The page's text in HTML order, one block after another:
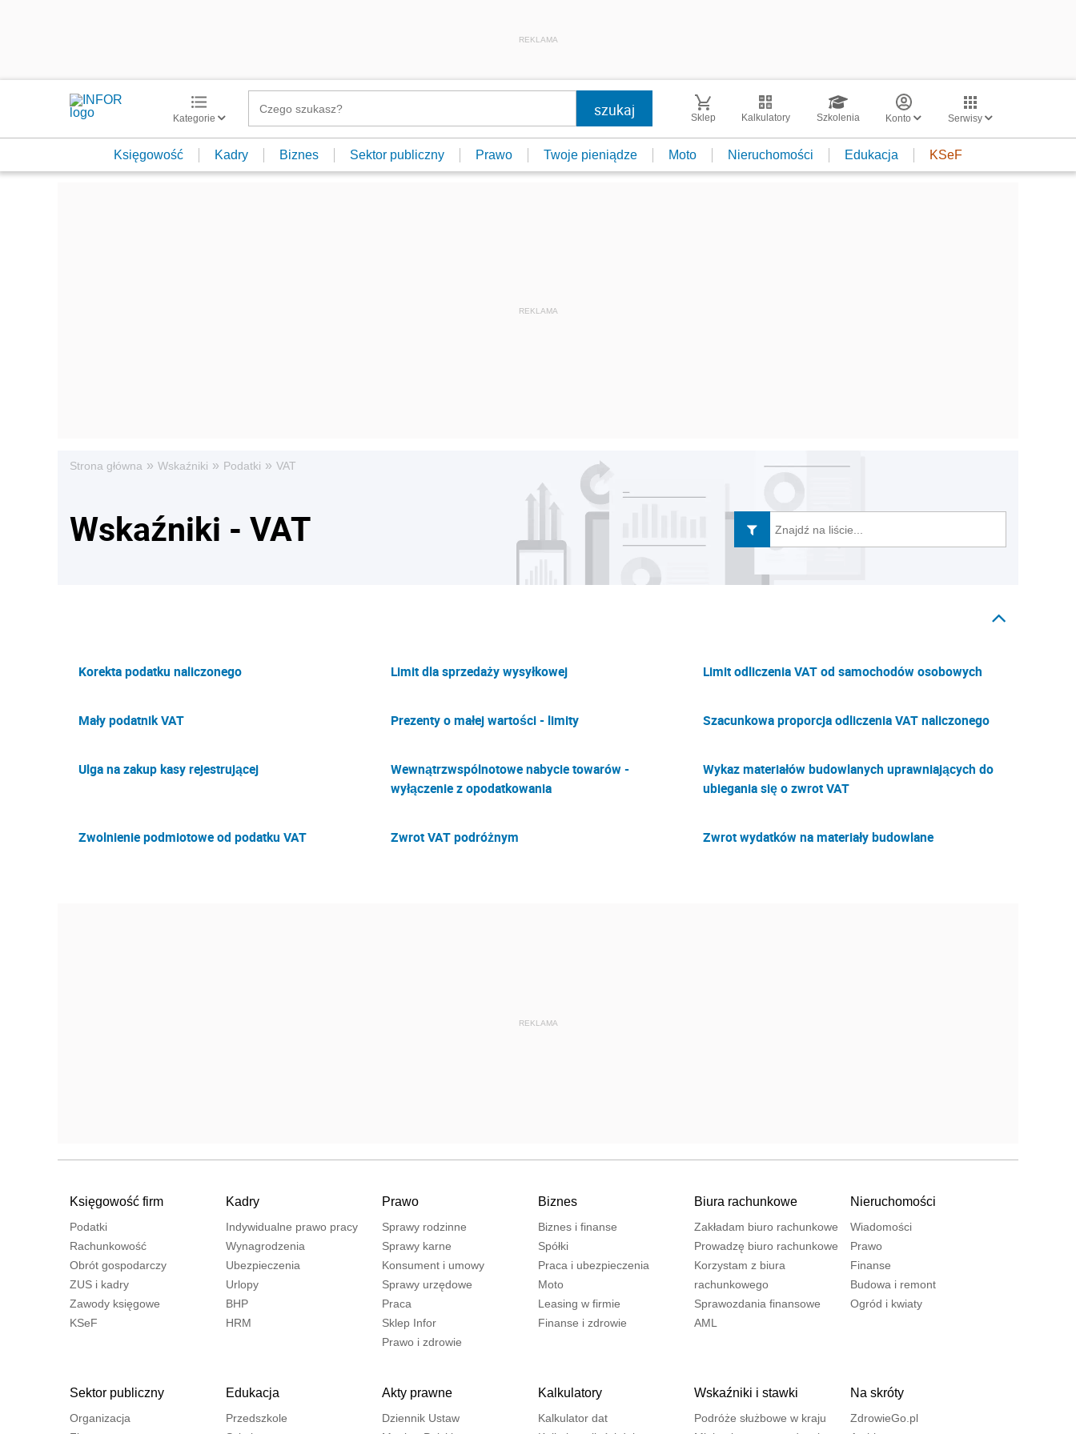
REKLAMA
Kategorie Sklep Kalkulatory Szkolenia Konto Serwisy
Księgowość Kadry Biznes Sektor publiczny Prawo Twoje pieniądze Moto Nieruchomości Edukacja KSeF
Strona główna » Wskaźniki » Podatki » VAT
Wskaźniki - VAT
Korekta podatku naliczonego Limit dla sprzedaży wysyłkowej Limit odliczenia VAT od samochodów osobowych
Mały podatnik VAT Prezenty o małej wartości - limity Szacunkowa proporcja odliczenia VAT naliczonego
Ulga na zakup kasy rejestrującej
Wewnątrzwspólnotowe nabycie towarów -
wyłączenie z opodatkowania
Wykaz materiałów budowlanych uprawniających do
ubiegania się o zwrot VAT
Zwolnienie podmiotowe od podatku VAT Zwrot VAT podróżnym Zwrot wydatków na materiały budowlane
REKLAMA
Księgowość firm
Podatki
Rachunkowość
Obrót gospodarczy
ZUS i kadry
Zawody księgowe
KSeF
Kadry
Indywidualne prawo pracy
Wynagrodzenia
Ubezpieczenia
Urlopy
BHP
HRM
Prawo
Sprawy rodzinne
Sprawy karne
Konsument i umowy
Sprawy urzędowe
Praca
Sklep Infor
Prawo i zdrowie
Biznes
Biznes i finanse
Spółki
Praca i ubezpieczenia
Moto
Leasing w firmie
Finanse i zdrowie
Biura rachunkowe
Zakładam biuro rachunkowe
Prowadzę biuro rachunkowe
Korzystam z biura
rachunkowego
Sprawozdania finansowe
AML
Nieruchomości
Wiadomości
Prawo
Finanse
Budowa i remont
Ogród i kwiaty
Sektor publiczny
Organizacja
Edukacja
Przedszkole
Akty prawne
Dziennik Ustaw
Kalkulatory
Kalkulator dat
Wskaźniki i stawki
Podróże służbowe w kraju
Na skróty
ZdrowieGo.pl